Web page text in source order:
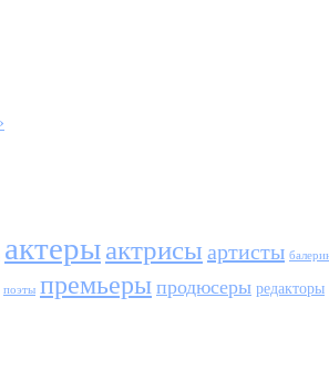
актерыактрисы артисты
поэты премьеры продюсеры редакторы